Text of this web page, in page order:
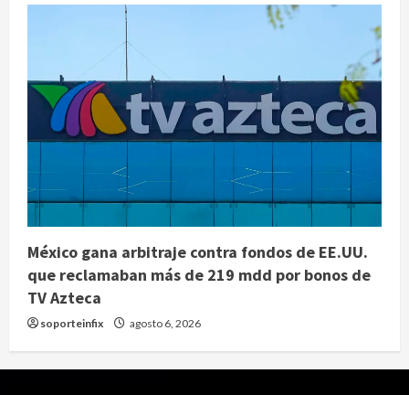
México gana arbitraje contra fondos de EE.UU.
que reclamaban más de 219 mdd por bonos de
TV Azteca
soporteinfix agosto 6, 2026